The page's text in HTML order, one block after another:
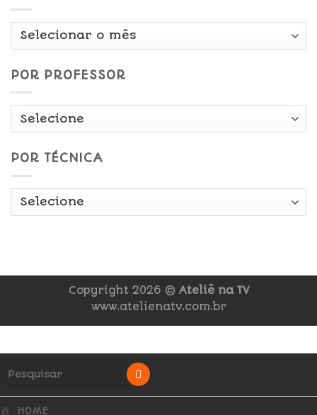
Por
POR PROFESSOR
POR TÉCNICA
Copyright 2026 © Ateliê na TV
www.atelienatv.com.br
HOME